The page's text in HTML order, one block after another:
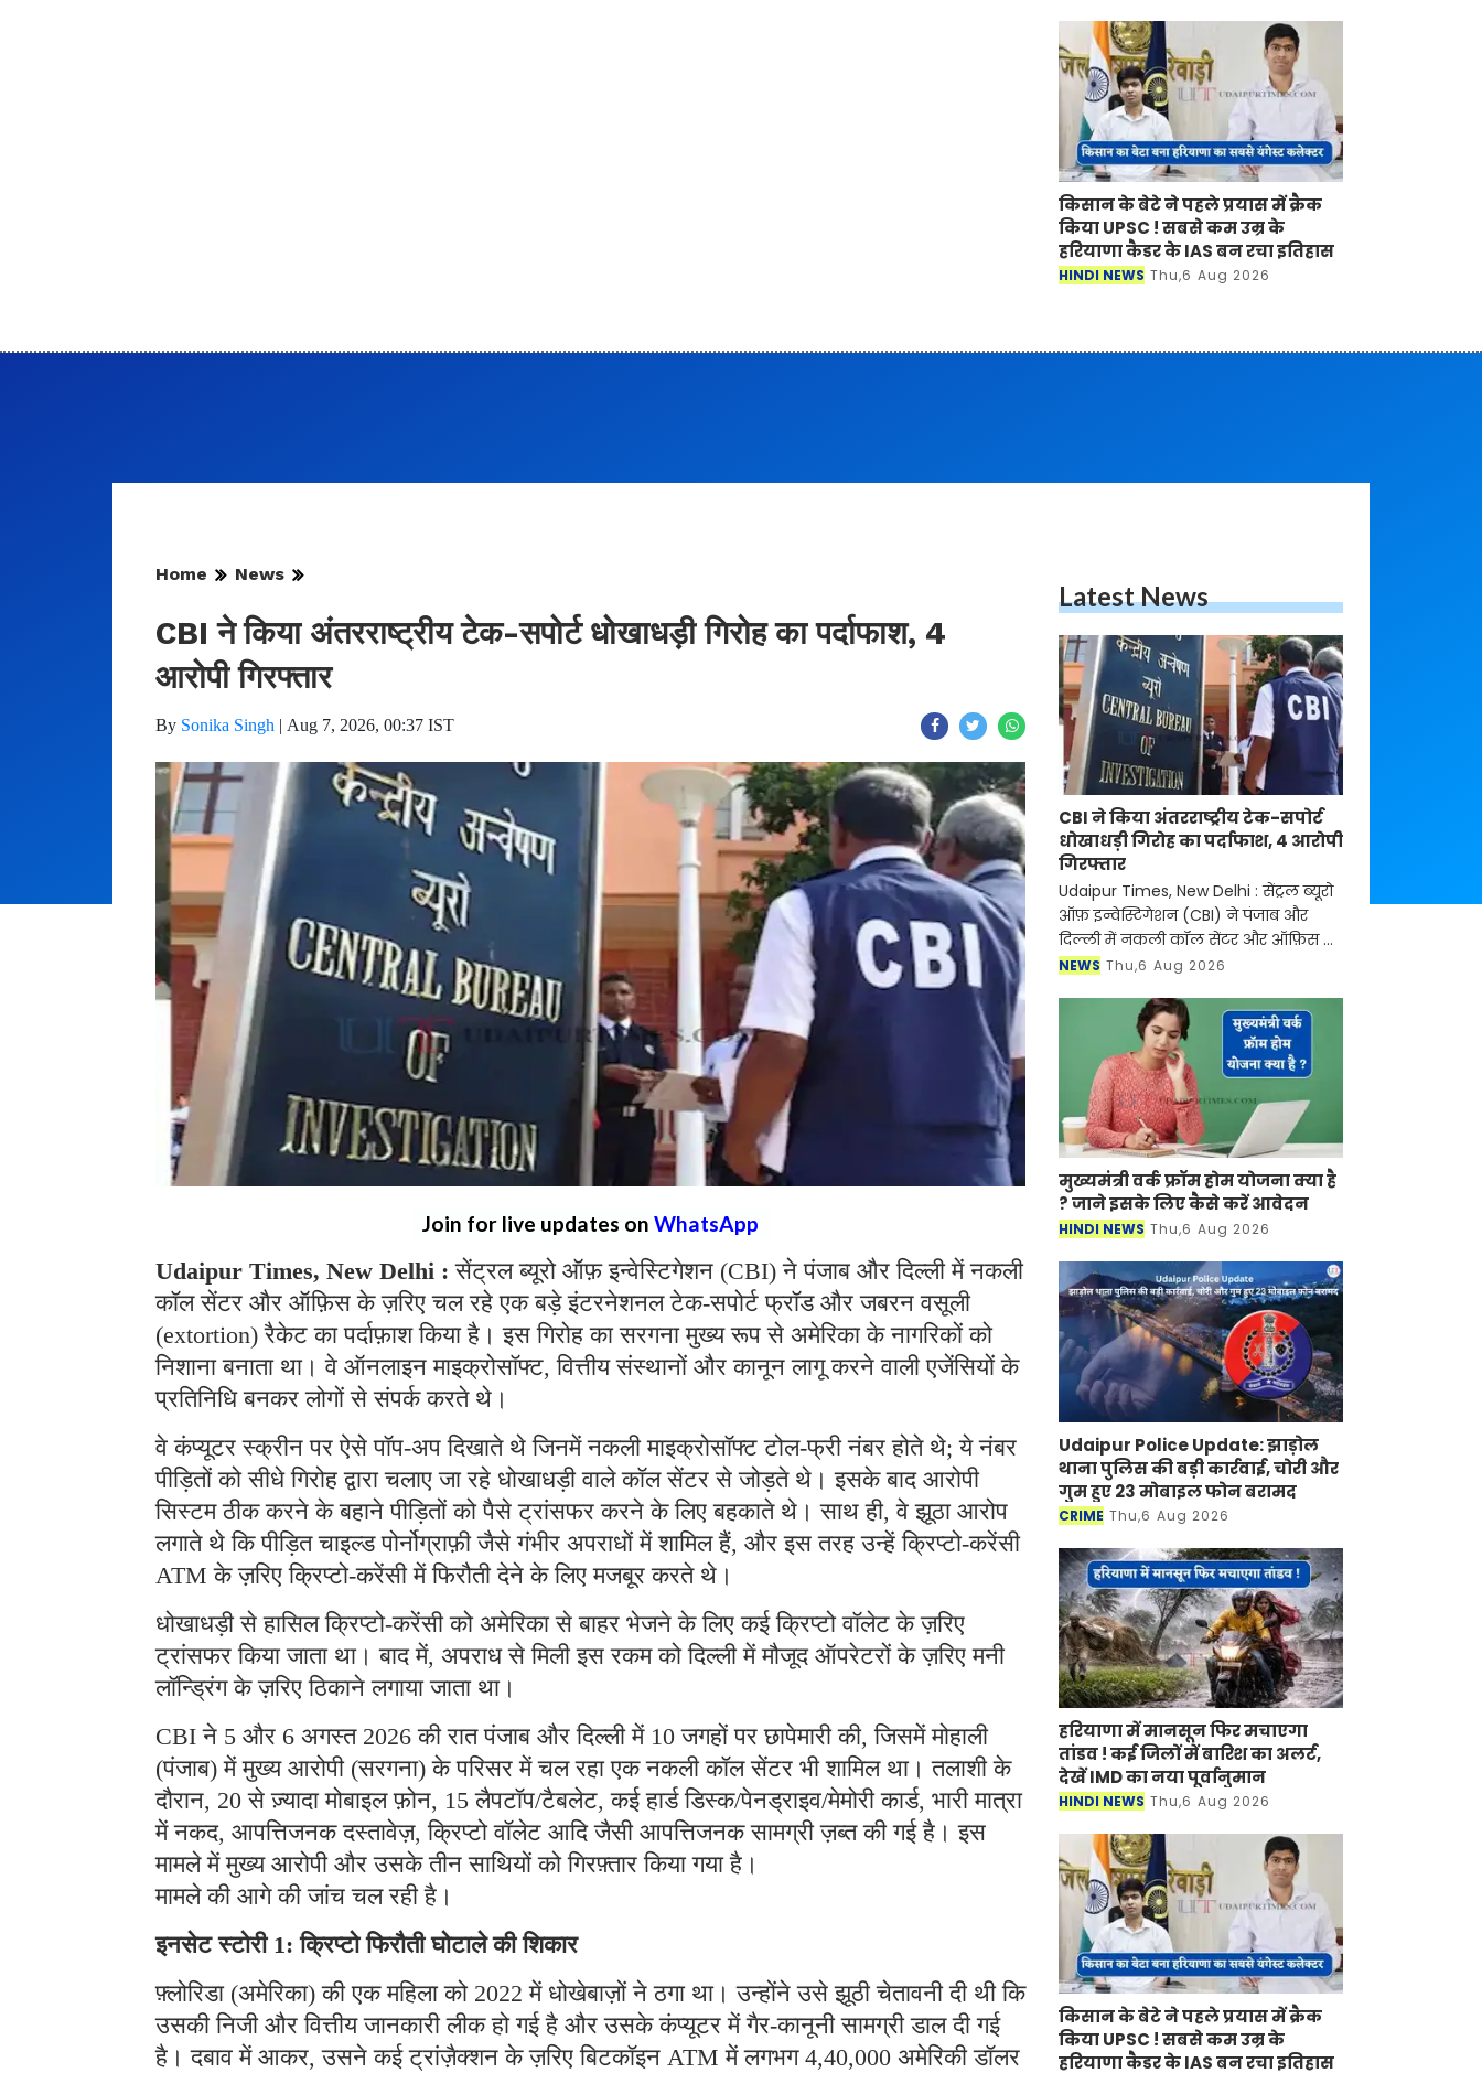
किसान के बेटे ने पहले प्रयास में क्रैक
किया UPSC ! सबसे कम उम्र के
हरियाणा कैडर के IAS बन रचा इतिहास
HINDI NEWS Thu,6 Aug 2026
Home News
CBI ने किया अंतरराष्ट्रीय टेक-सपोर्ट धोखाधड़ी गिरोह का पर्दाफाश, 4
आरोपी गिरफ्तार
By Sonika Singh | Aug 7, 2026, 00:37 IST
Join for live updates on WhatsApp
Udaipur Times, New Delhi :सेंट्रल ब्यूरो ऑफ़ इन्वेस्टिगेशन (CBI) ने पंजाब और दिल्ली में नकली
कॉल सेंटर और ऑफ़िस के ज़रिए चल रहे एक बड़े इंटरनेशनल टेक-सपोर्ट फ्रॉड और जबरन वसूली
(extortion) रैकेट का पर्दाफ़ाश किया है। इस गिरोह का सरगना मुख्य रूप से अमेरिका के नागरिकों को
निशाना बनाता था। वे ऑनलाइन माइक्रोसॉफ्ट, वित्तीय संस्थानों और कानून लागू करने वाली एजेंसियों के
प्रतिनिधि बनकर लोगों से संपर्क करते थे।
वे कंप्यूटर स्क्रीन पर ऐसे पॉप-अप दिखाते थे जिनमें नकली माइक्रोसॉफ्ट टोल-फ्री नंबर होते थे; ये नंबर
पीड़ितों को सीधे गिरोह द्वारा चलाए जा रहे धोखाधड़ी वाले कॉल सेंटर से जोड़ते थे। इसके बाद आरोपी
सिस्टम ठीक करने के बहाने पीड़ितों को पैसे ट्रांसफर करने के लिए बहकाते थे। साथ ही, वे झूठा आरोप
लगाते थे कि पीड़ित चाइल्ड पोर्नोग्राफ़ी जैसे गंभीर अपराधों में शामिल हैं, और इस तरह उन्हें क्रिप्टो-करेंसी
ATM के ज़रिए क्रिप्टो-करेंसी में फिरौती देने के लिए मजबूर करते थे।
धोखाधड़ी से हासिल क्रिप्टो-करेंसी को अमेरिका से बाहर भेजने के लिए कई क्रिप्टो वॉलेट के ज़रिए
ट्रांसफर किया जाता था। बाद में, अपराध से मिली इस रकम को दिल्ली में मौजूद ऑपरेटरों के ज़रिए मनी
लॉन्ड्रिंग के ज़रिए ठिकाने लगाया जाता था।
CBI ने 5 और 6 अगस्त 2026 की रात पंजाब और दिल्ली में 10 जगहों पर छापेमारी की, जिसमें मोहाली
(पंजाब) में मुख्य आरोपी (सरगना) के परिसर में चल रहा एक नकली कॉल सेंटर भी शामिल था। तलाशी के
दौरान, 20 से ज़्यादा मोबाइल फ़ोन, 15 लैपटॉप/टैबलेट, कई हार्ड डिस्क/पेनड्राइव/मेमोरी कार्ड, भारी मात्रा
में नकद, आपत्तिजनक दस्तावेज़, क्रिप्टो वॉलेट आदि जैसी आपत्तिजनक सामग्री ज़ब्त की गई है। इस
मामले में मुख्य आरोपी और उसके तीन साथियों को गिरफ़्तार किया गया है।
मामले की आगे की जांच चल रही है।
इनसेट स्टोरी 1: क्रिप्टो फिरौती घोटाले की शिकार
फ़्लोरिडा (अमेरिका) की एक महिला को 2022 में धोखेबाज़ों ने ठगा था। उन्होंने उसे झूठी चेतावनी दी थी कि
उसकी निजी और वित्तीय जानकारी लीक हो गई है और उसके कंप्यूटर में गैर-कानूनी सामग्री डाल दी गई
है। दबाव में आकर, उसने कई ट्रांज़ैक्शन के ज़रिए बिटकॉइन ATM में लगभग 4,40,000 अमेरिकी डॉलर
Latest News
CBI ने किया अंतरराष्ट्रीय टेक-सपोर्ट
धोखाधड़ी गिरोह का पर्दाफाश, 4 आरोपी
गिरफ्तार
Udaipur Times, New Delhi : सेंट्रल ब्यूरो
ऑफ़ इन्वेस्टिगेशन (CBI) ने पंजाब और
दिल्ली में नकली कॉल सेंटर और ऑफ़िस के
ज़रिए चल रहे एक बड़े इंटरनेशनल टेक-
NEWS Thu,6 Aug 2026
मुख्यमंत्री वर्क फ्रॉम होम योजना क्या है
? जाने इसके लिए कैसे करें आवेदन
HINDI NEWS Thu,6 Aug 2026
Udaipur Police Update: झाड़ोल
थाना पुलिस की बड़ी कार्रवाई, चोरी और
गुम हुए 23 मोबाइल फोन बरामद
CRIME Thu,6 Aug 2026
हरियाणा में मानसून फिर मचाएगा
तांडव ! कई जिलों में बारिश का अलर्ट,
देखें IMD का नया पूर्वानुमान
HINDI NEWS Thu,6 Aug 2026
किसान के बेटे ने पहले प्रयास में क्रैक
किया UPSC ! सबसे कम उम्र के
हरियाणा कैडर के IAS बन रचा इतिहास